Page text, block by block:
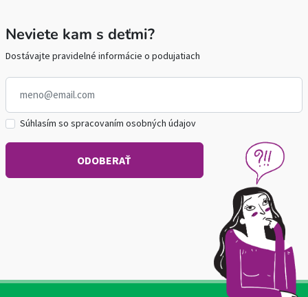
Neviete kam s deťmi?
Dostávajte pravidelné informácie o podujatiach
Súhlasím so spracovaním osobných údajov